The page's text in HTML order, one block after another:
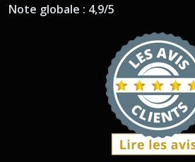
Note globale : 4,9/5